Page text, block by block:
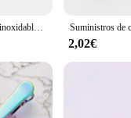
Cuchara de café de acero inoxidable 2 en 1, Clip de sellado, cucharilla de cocina, utensilios de café lindos, Bar de comedor, hogar, jardín, Vasos
2,02€